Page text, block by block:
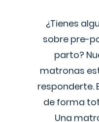
¿Tienes
sobre pre-
parto?
matronas
responderte.
de forma
Una